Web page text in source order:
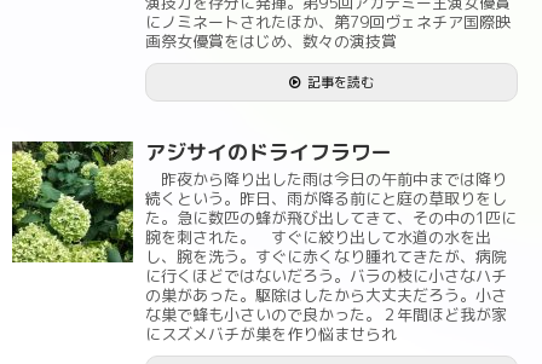
にノミネートされたほか、第79回ヴェネチア国際映
画祭女優賞をはじめ、数々の演技賞
記事を読む
アジサイのドライフラワー
昨夜から降り出した雨は今日の午前中までは降り
続くという。昨日、雨が降る前にと庭の草取りをし
た。急に数匹の蜂が飛び出してきて、その中の1匹に
腕を刺された。 すぐに絞り出して水道の水を出
し、腕を洗う。すぐに赤くなり腫れてきたが、病院
に行くほどではないだろう。バラの枝に小さなハチ
の巣があった。駆除はしたから大丈夫だろう。小さ
な巣で蜂も小さいので良かった。２年間ほど我が家
にスズメバチが巣を作り悩ませられ